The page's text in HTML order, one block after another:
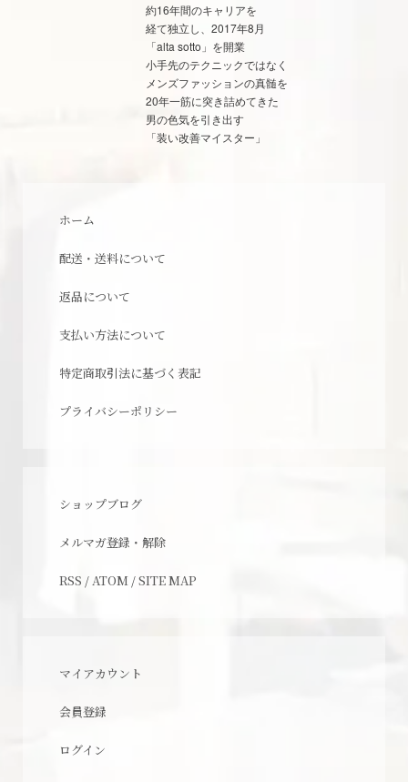
約16年間のキャリアを
経て独立し、2017年8月
「alta sotto」を開業
小手先のテクニックではなく
メンズファッションの真髄を
20年一筋に突き詰めてきた
男の色気を引き出す
「装い改善マイスター」
ホーム
配送・送料について
返品について
支払い方法について
特定商取引法に基づく表記
プライバシーポリシー
ショップブログ
メルマガ登録・解除
RSS / ATOM /SITE MAP
マイアカウント
会員登録
ログイン